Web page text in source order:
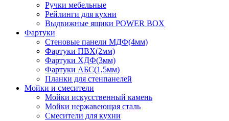
Ручки мебельные
Рейлинги для кухни
Выдвижные ящики POWER BOX
Фартуки
Стеновые панели МДФ(4мм)
Фартуки ПВХ(2мм)
Фартуки ХДФ(3мм)
Фартуки АБС(1,5мм)
Планки для стенпанелей
Мойки и смесители
Мойки искусственный камень
Мойки нержавеющая сталь
Смесители для кухни